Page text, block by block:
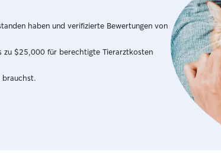
haben und verifizierte Bewertungen von
zu $25,000 für berechtigte Tierarztkosten
brauchst.